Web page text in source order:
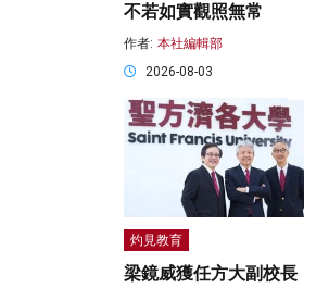
不若如實觀照無常
作者: 本社編輯部
2026-08-03
灼見教育
梁鏡威獲任方大副校長